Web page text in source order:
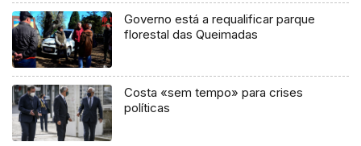
Governo está a requalificar parque
florestal das Queimadas
Costa «sem tempo» para crises
políticas